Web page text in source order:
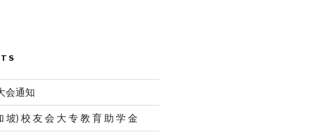
会通知
坡) 校 友 会 大 专 教 育 助 学 金